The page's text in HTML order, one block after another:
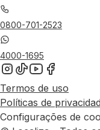
0800-701-2523
4000-1695
Termos de uso
Políticas de
Configurações de